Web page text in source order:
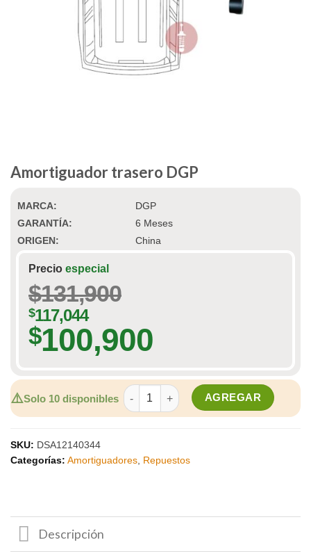
Amortiguador trasero DGP
MARCA:
DGP
GARANTÍA:
6 Meses
ORIGEN:
China
Precio especial
$131,900
$117,044
$100,900
⚠️Solo 10 disponibles
Amortiguador trasero DGP cantidad
AGREGAR
SKU: DSA12140344
Categorías: Amortiguadores Repuestos
Descripción